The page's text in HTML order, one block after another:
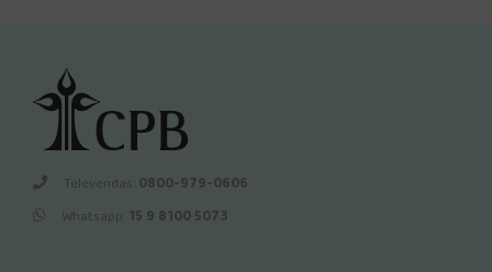
Televendas: 0800-979-0606
Whatsapp: 15 9 8100 5073